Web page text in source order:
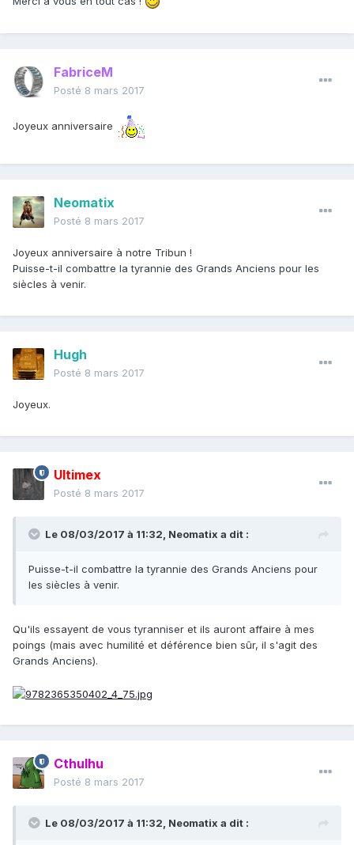
FabriceM
Posté 8 mars 2017
Joyeux anniversaire
Neomatix
Posté 8 mars 2017
Joyeux anniversaire à notre Tribun !
Puisse-t-il combattre la tyrannie des Grands Anciens pour les
siècles à venir.
Hugh
Posté 8 mars 2017
Joyeux.
Ultimex
Posté 8 mars 2017
Le 08/03/2017 à 11:32, Neomatix a dit :
Puisse-t-il combattre la tyrannie des Grands Anciens pour
les siècles à venir.
Qu'ils essayent de vous tyranniser et ils auront affaire à mes
poings (mais avec humilité et déférence bien sûr, il s'agit des
Grands Anciens).
Cthulhu
Posté 8 mars 2017
Le 08/03/2017 à 11:32, Neomatix a dit :